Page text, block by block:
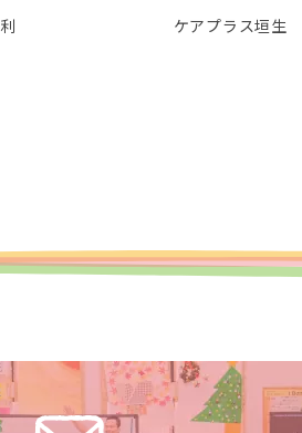
ケアプラス垣生